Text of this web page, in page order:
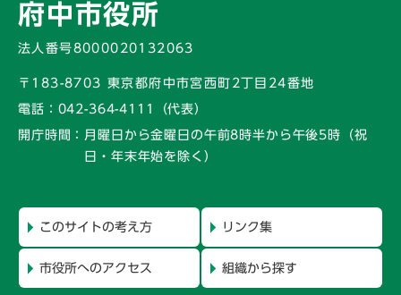
府中市役所
法人番号8000020132063
〒183-8703 東京都府中市宮西町2丁目24番地
電話： 042-364-4111（代表）
開庁時間： 月曜日から金曜日の午前8時半から午後5時 （祝
日・年末年始を除く）
このサイトの考え方 リンク集
市役所へのアクセス 組織から探す